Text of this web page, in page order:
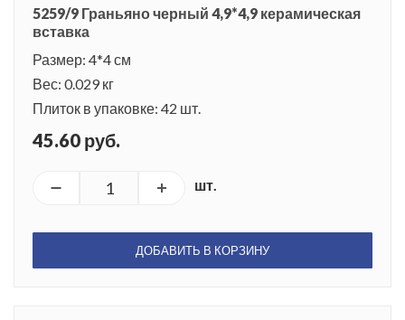
5259/9 Граньяно черный 4,9*4,9 керамическая
вставка
Размер: 4*4 см
Вес: 0.029 кг
Плиток в упаковке: 42 шт.
45.60 руб.
шт.
ДОБАВИТЬ В КОРЗИНУ